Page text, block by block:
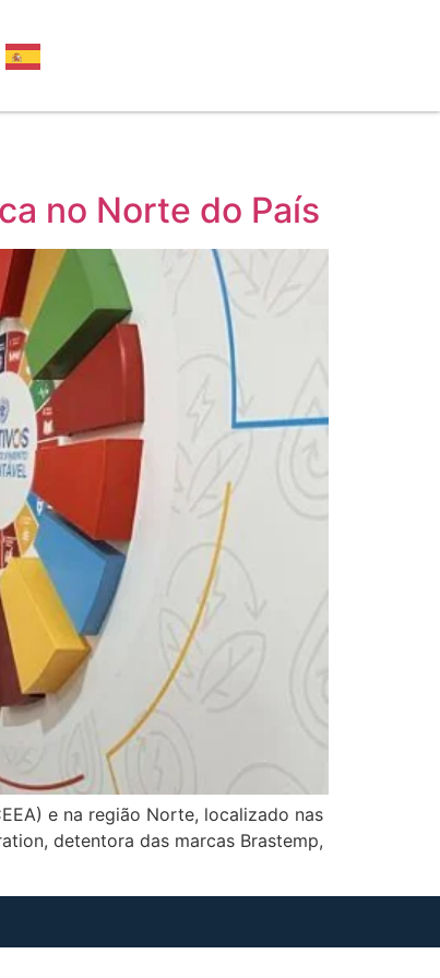
no Norte do País
e na região Norte, localizado nas
detentora das marcas Brastemp,